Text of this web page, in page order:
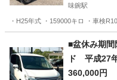
味鋺駅
・H25年式 ・159000キロ ・車検
味鋺駅
■盆休み期
ド 平成27
レクプラス
360,000円